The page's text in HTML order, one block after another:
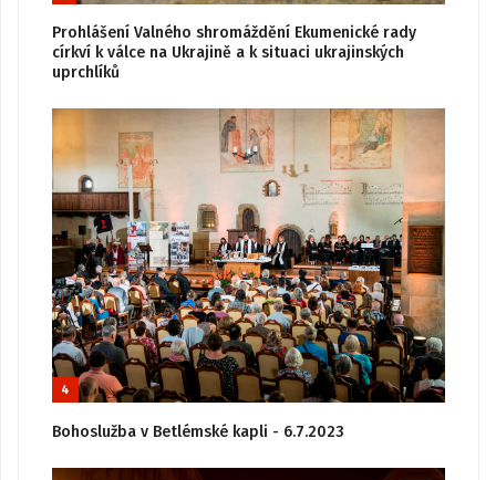
Prohlášení Valného shromáždění Ekumenické rady
církví k válce na Ukrajině a k situaci ukrajinských
uprchlíků
4
Bohoslužba v Betlémské kapli - 6.7.2023